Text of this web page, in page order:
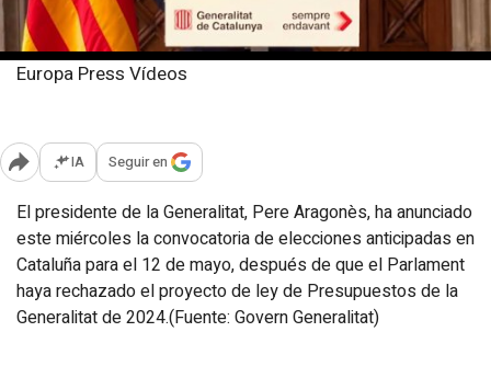
Europa Press Vídeos
Abrir opciones para compartir
IA Seguir en
El presidente de la Generalitat, Pere Aragonès, ha anunciado
este miércoles la convocatoria de elecciones anticipadas en
Cataluña para el 12 de mayo, después de que el Parlament
haya rechazado el proyecto de ley de Presupuestos de la
Generalitat de 2024.(Fuente: Govern Generalitat)